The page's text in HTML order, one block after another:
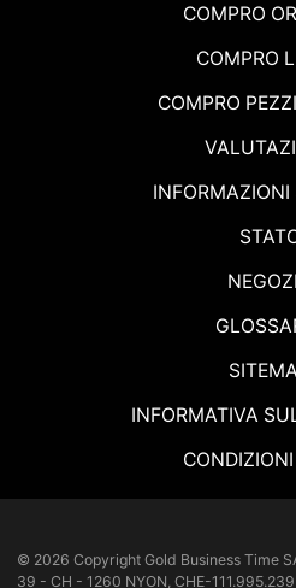
COMPRO
COMPRO
COMPRO
INFORMAZIONI
INFORMATIVA
CONDIZIONI
© 2026 Copyright Gold Business Time
39 - CH - 1260 NYON, CHE-111.995.239